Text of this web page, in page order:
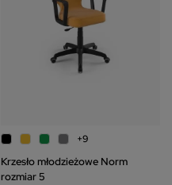
+9
Krzesło młodzieżowe Norm
rozmiar 5